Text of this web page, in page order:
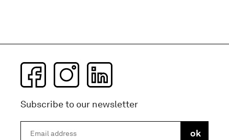
Subscribe to our newsletter